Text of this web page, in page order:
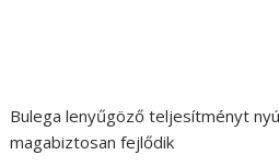
Bulega lenyűgöző teljesítményt
magabiztosan fejlődik